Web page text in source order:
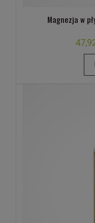
Magnezja w